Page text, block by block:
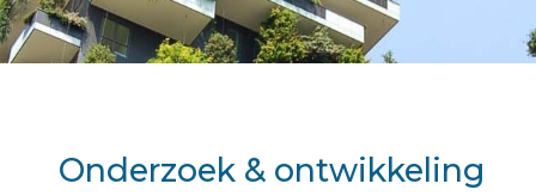
Onderzoek & ontwikkeling